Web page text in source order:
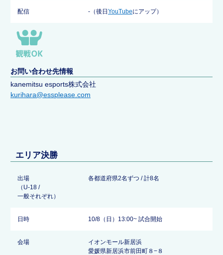
配信 -（後日 YouTubeにアップ）
お問い合わせ先情報
kanemitsu esports株式会社
kurihara@essplease.com
エリア決勝
出場
（U-18 /
一般それぞれ）
各都道府県2名ずつ / 計8名
日時 10/8（日）13:00~ 試合開始
会場
イオンモール新居浜
愛媛県新居浜市前田町８−８